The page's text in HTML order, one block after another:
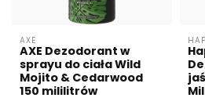
AXE
AXE Dezodorant w
sprayu do ciała Wild
Mojito & Cedarwood
150 mililitrów